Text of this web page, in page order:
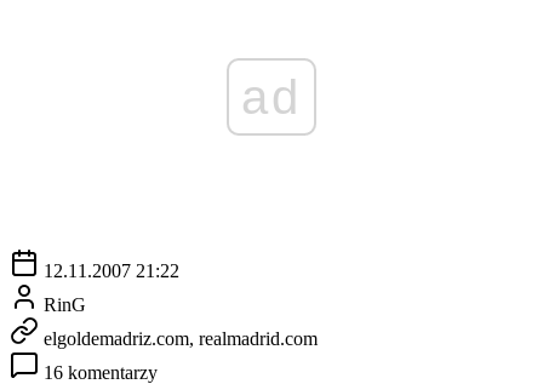
ad
12.11.2007 21:22
RinG
elgoldemadriz.com, realmadrid.com
16 komentarzy